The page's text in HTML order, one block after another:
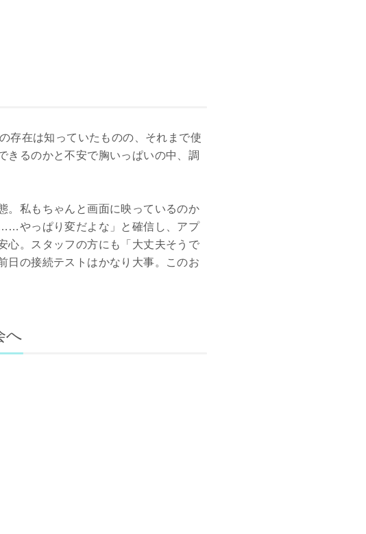
存在は知っていたものの、それまで使
きるのかと不安で胸いっぱいの中、調
。私もちゃんと画面に映っているのか
やっぱり変だよな」と確信し、アプ
心。スタッフの方にも「大丈夫そうで
日の接続テストはかなり大事。このお
へ